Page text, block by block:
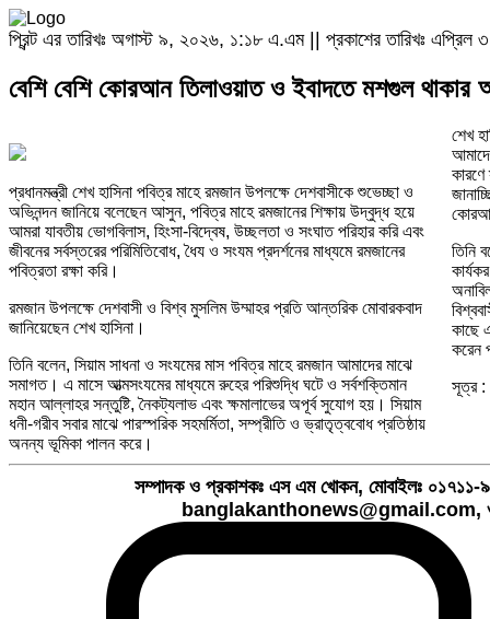
প্রিন্ট এর তারিখঃ অগাস্ট ৯, ২০২৬, ১:১৮ এ.এম || প্রকাশের তারিখঃ
বেশি বেশি কোরআন তিলাওয়াত ও ইবাদতে মশগুল থাকার
প্রধানমন্ত্রী শেখ হাসিনা পবিত্র মাহে রমজান উপলক্ষে দেশবাসীকে শুভেচ্ছা ও
অভিনন্দন জানিয়ে বলেছেন আসুন, পবিত্র মাহে রমজানের শিক্ষায় উদ্বুদ্ধ হয়ে
আমরা যাবতীয় ভোগবিলাস, হিংসা-বিদ্বেষ, উচ্ছলতা ও সংঘাত পরিহার করি এবং
জীবনের সর্বস্তরের পরিমিতিবোধ, ধৈয ও সংযম প্রদর্শনের মাধ্যমে রমজানের
পবিত্রতা রক্ষা করি।
রমজান উপলক্ষে দেশবাসী ও বিশ্ব মুসলিম উম্মাহর প্রতি আন্তরিক মোবারকবাদ
জানিয়েছেন শেখ হাসিনা।
তিনি বলেন, সিয়াম সাধনা ও সংযমের মাস পবিত্র মাহে রমজান আমাদের মাঝে
সমাগত। এ মাসে আত্মসংযমের মাধ্যমে রুহের পরিশুদ্ধি ঘটে ও সর্বশক্তিমান
মহান আল্লাহর সন্তুষ্টি, নৈকট্যলাভ এবং ক্ষমালাভের অপূর্ব সুযোগ হয়। সিয়াম
ধনী-গরীব সবার মাঝে পারস্পরিক সহমর্মিতা, সম্প্রীতি ও ভ্রাতৃত্ববোধ প্রতিষ্ঠায়
অনন্য ভূমিকা পালন করে।
শেখ
কারণে
তিনি
কাছে
করেন
সূত্র :
সম্পাদক ও প্রকাশকঃ এস এম খোকন, মোবাইলঃ
banglakanthonews@gmail.com,